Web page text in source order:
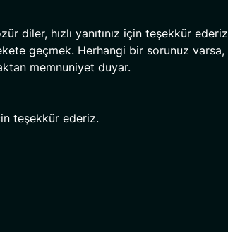
diler, hızlı yanıtınız için teşekkür
geçmek. Herhangi bir sorunuz
memnuniyet duyar.
teşekkür ederiz.